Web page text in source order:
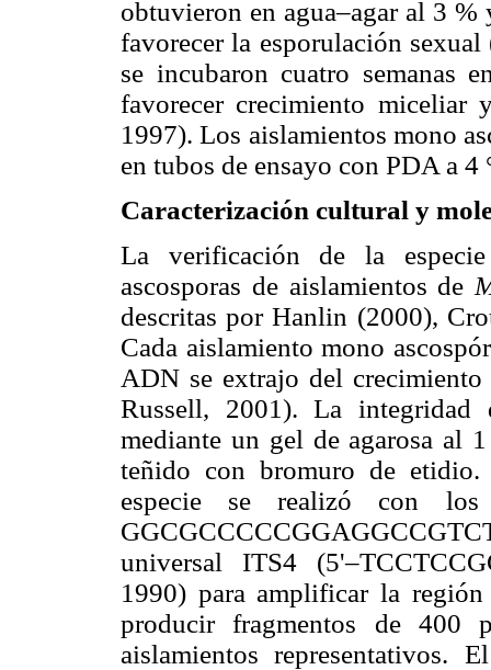
obtuvieron en agua–agar al 3
favorecer la esporulación
se incubaron cuatro semanas
favorecer crecimiento
1997). Los aislamientos mono
en tubos de ensayo con PDA a 4
Caracterización cultural y
La verificación de la
ascosporas de aislamientos de
descritas por Hanlin (2000),
Cada aislamiento mono
ADN se extrajo del
Russell, 2001). La
mediante un gel de agarosa al
teñido con bromuro de
especie se realizó con los
universal ITS4
1990) para amplificar la
producir fragmentos de 400
aislamientos representativos.